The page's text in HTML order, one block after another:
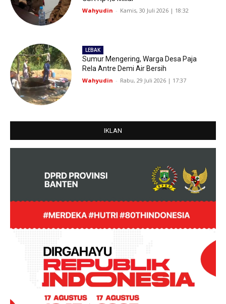
Wahyudin - Kamis, 30 Juli 2026 | 18:32
LEBAK
Sumur Mengering, Warga Desa Paja
Rela Antre Demi Air Bersih
Wahyudin - Rabu, 29 Juli 2026 | 17:37
IKLAN